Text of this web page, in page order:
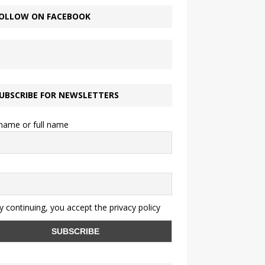
ON FACEBOOK
FOR NEWSLETTERS
or full name
continuing, you accept the privacy policy